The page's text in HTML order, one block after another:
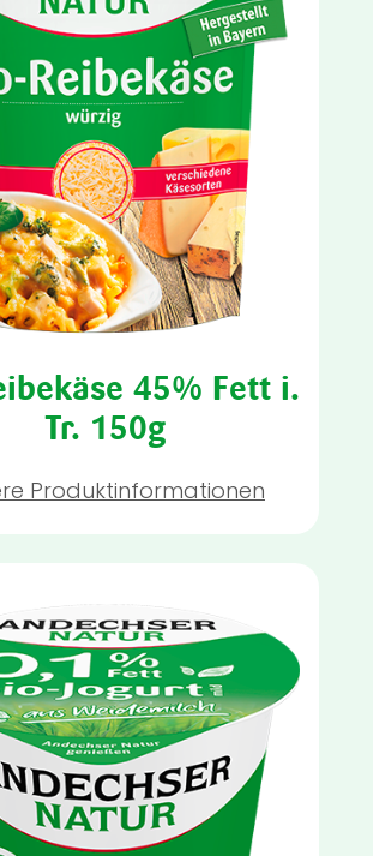
45% Fett i.
Tr. 150g
Produktinformationen